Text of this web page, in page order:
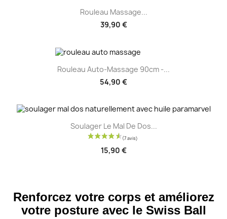
Rouleau Massage...
39,90 €
Rouleau Auto-Massage 90cm -...
54,90 €
Soulager Le Mal De Dos...
15,90 €
Renforcez votre corps et améliorez
votre posture avec le Swiss Ball